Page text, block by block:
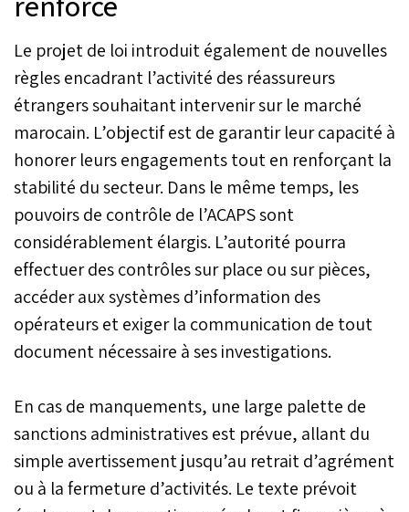
Le projet de loi introduit également de nouvelles
règles encadrant l’activité des réassureurs
étrangers souhaitant intervenir sur le marché
marocain. L’objectif est de garantir leur capacité à
honorer leurs engagements tout en renforçant la
stabilité du secteur. Dans le même temps, les
pouvoirs de contrôle de l’ACAPS sont
considérablement élargis. L’autorité pourra
effectuer des contrôles sur place ou sur pièces,
accéder aux systèmes d’information des
opérateurs et exiger la communication de tout
document nécessaire à ses investigations.
En cas de manquements, une large palette de
sanctions administratives est prévue, allant du
simple avertissement jusqu’au retrait d’agrément
ou à la fermeture d’activités. Le texte prévoit